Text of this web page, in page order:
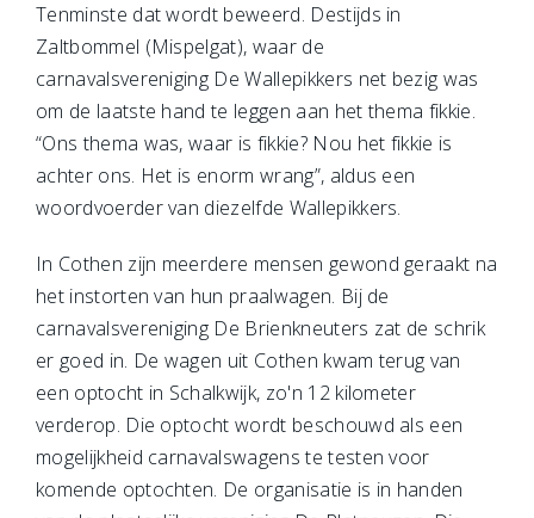
Tenminste dat wordt beweerd. Destijds in
Zaltbommel (Mispelgat), waar de
carnavalsvereniging De Wallepikkers net bezig was
om de laatste hand te leggen aan het thema fikkie.
“Ons thema was, waar is fikkie? Nou het fikkie is
achter ons. Het is enorm wrang”, aldus een
woordvoerder van diezelfde Wallepikkers.
In Cothen zijn meerdere mensen gewond geraakt na
het instorten van hun praalwagen. Bij de
carnavalsvereniging De Brienkneuters zat de schrik
er goed in. De wagen uit Cothen kwam terug van
een optocht in Schalkwijk, zo'n 12 kilometer
verderop. Die optocht wordt beschouwd als een
mogelijkheid carnavalswagens te testen voor
komende optochten. De organisatie is in handen